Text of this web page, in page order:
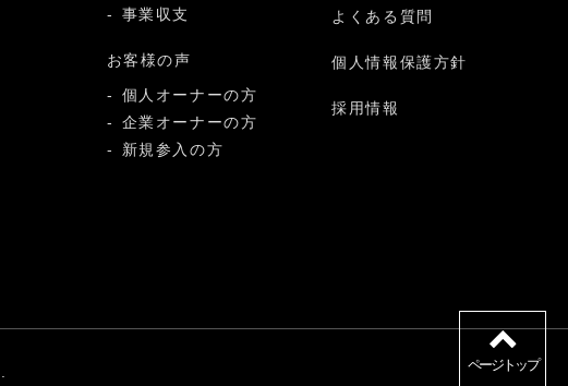
ページトップ
事業収支
お客様の声
個人オーナーの方
企業オーナーの方
新規参入の方
よくある質問
個人情報保護方針
採用情報